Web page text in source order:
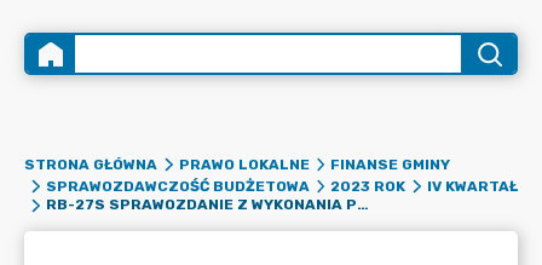
STRONA GŁÓWNA PRAWO LOKALNE
FINANSE GMINY
SPRAWOZDAWCZOŚĆ BUDŻETOWA
2023 ROK
IV KWARTAŁ
RB-27S SPRAWOZDANIE Z WYKONANIA PLANU DOCHODÓW BUDŻETOWYCH JEDNOSTKI SAMORZĄDU TERYTORIALNEGO